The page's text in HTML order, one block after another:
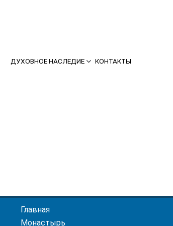
ДУХОВНОЕ НАСЛЕДИЕ КОНТАКТЫ
Главная
Монастырь